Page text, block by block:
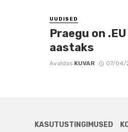
UUDISED
Praegu on
aastaks
Avaldas KUVAR 07/04/
KASUTUSTINGIMUSED